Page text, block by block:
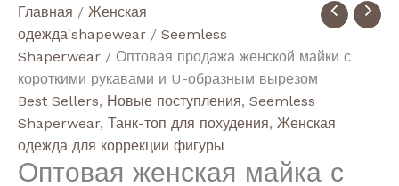
Главная / Женская
одежда'shapewear / Seemless
Shaperwear / Оптовая продажа женской майки с
короткими рукавами и U-образным вырезом
Best Sellers, Новые поступления, Seemless
Shaperwear, Танк-топ для похудения, Женская
одежда для коррекции фигуры
Оптовая женская майка с
Количество
товара
Wholesale
Women's
U
Neck
Short
Sleeve